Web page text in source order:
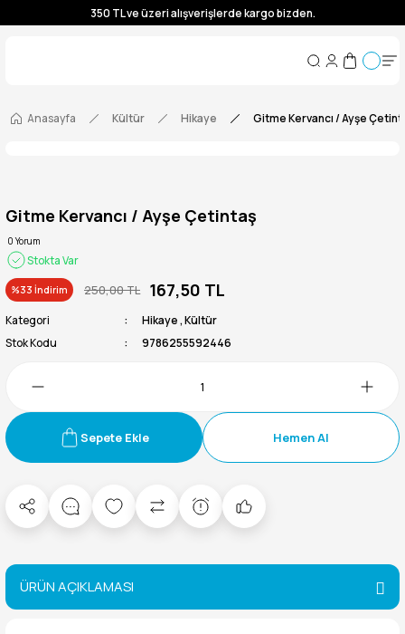
350 TL ve üzeri alışverişlerde kargo bizden.
350 TL ve üzeri alışverişlerde kargo bizden.
Anasayfa
Kültür Hikaye Gitme Kervancı / Ayşe
Gitme Kervancı / Ayşe Çetintaş
0 Yorum
Stokta Var
%33 İndirim 250,00 TL 167,50 TL
Kategori Hikaye,Kültür
Stok Kodu
9786255592446
Sepete Ekle Hemen Al
ÜRÜN AÇIKLAMASI